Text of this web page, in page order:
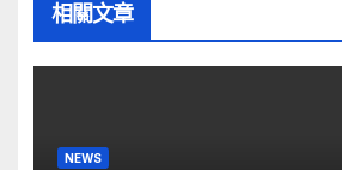
相關文章
NEWS